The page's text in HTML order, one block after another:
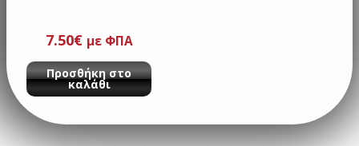
7.50€ με ΦΠΑ
Προσθήκη στο
καλάθι